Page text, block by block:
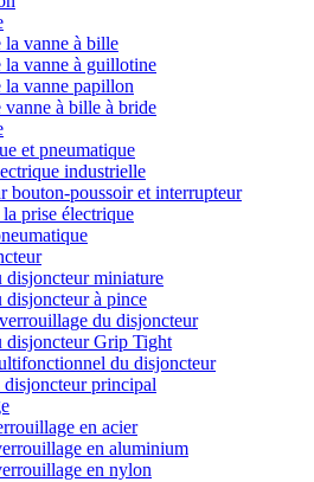
la vanne à bille
la vanne à guillotine
la vanne papillon
à bille à bride
et pneumatique
industrielle
bouton-poussoir et interrupteur
prise électrique
disjoncteur miniature
disjoncteur à pince
du disjoncteur
disjoncteur Grip Tight
du disjoncteur
principal
en acier
en aluminium
en nylon